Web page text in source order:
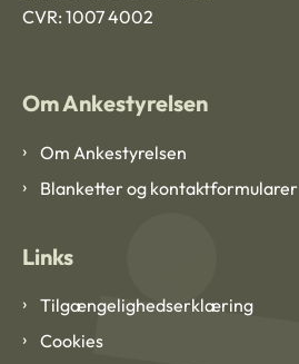
CVR: 1007 4002
Om Ankestyrelsen
Om Ankestyrelsen
Blanketter og kontaktformularer
Links
Tilgængelighedserklæring
Cookies